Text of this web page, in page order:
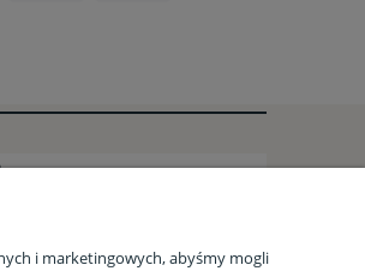
i marketingowych, abyśmy mogli